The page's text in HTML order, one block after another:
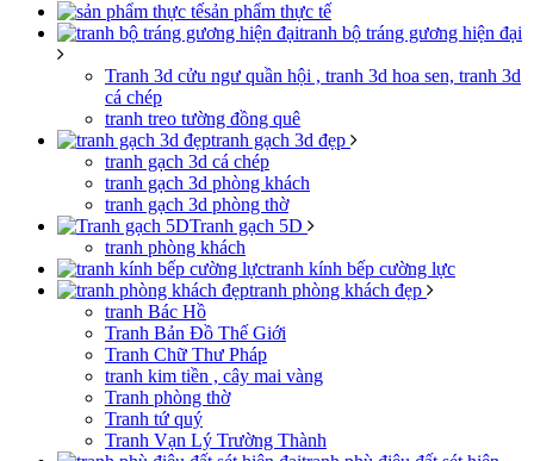
sản phẩm thực tế
tranh bộ tráng gương hiện đại
Tranh 3d cửu ngư quần hội , tranh 3d hoa sen, tranh 3d
cá chép
tranh treo tường đồng quê
tranh gạch 3d đẹp
tranh gạch 3d cá chép
tranh gạch 3d phòng khách
tranh gạch 3d phòng thờ
Tranh gạch 5D
tranh phòng khách
tranh kính bếp cường lực
tranh phòng khách đẹp
tranh Bác Hồ
Tranh Bản Đồ Thế Giới
Tranh Chữ Thư Pháp
tranh kim tiền , cây mai vàng
Tranh phòng thờ
Tranh tứ quý
Tranh Vạn Lý Trường Thành